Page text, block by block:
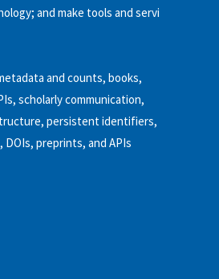
and make tools and servi
and counts, books,
scholarly communication,
persistent identifiers,
preprints, and APIs